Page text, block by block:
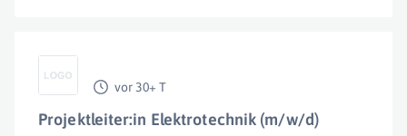
vor 30+ T
Projektleiter:in Elektrotechnik (m/w/d)